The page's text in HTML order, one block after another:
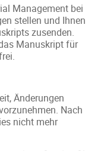
Management bei
stellen und Ihnen
zusenden.
Manuskript für
Änderungen
Nach
nicht mehr